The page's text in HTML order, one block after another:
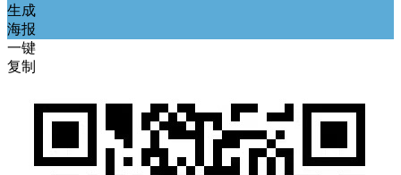
生成
海报
一键
复制